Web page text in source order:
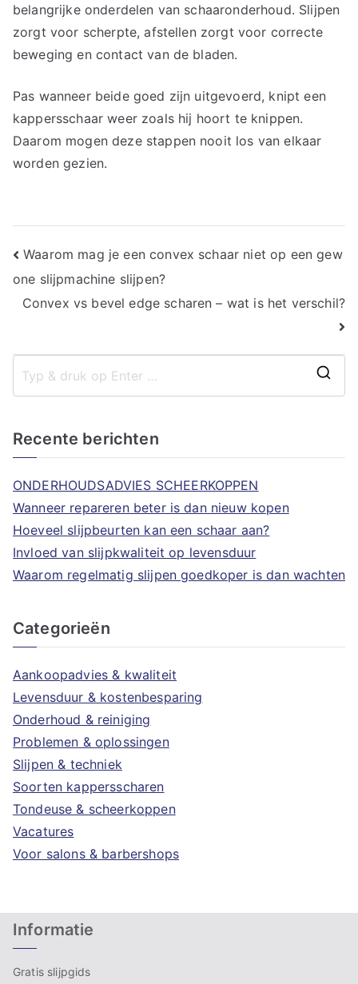
belangrijke onderdelen van schaaronderhoud. Slijpen
zorgt voor scherpte, afstellen zorgt voor correcte
beweging en contact van de bladen.
Pas wanneer beide goed zijn uitgevoerd, knipt een
kappersschaar weer zoals hij hoort te knippen.
Daarom mogen deze stappen nooit los van elkaar
worden gezien.
Bericht
navigatie
Waarom mag je een convex schaar niet op een gew
one slijpmachine slijpen?
Convex vs bevel edge scharen – wat is het verschil?
Recente berichten
ONDERHOUDSADVIES SCHEERKOPPEN
Wanneer repareren beter is dan nieuw kopen
Hoeveel slijpbeurten kan een schaar aan?
Invloed van slijpkwaliteit op levensduur
Waarom regelmatig slijpen goedkoper is dan wachten
Categorieën
Aankoopadvies & kwaliteit
Levensduur & kostenbesparing
Onderhoud & reiniging
Problemen & oplossingen
Slijpen & techniek
Soorten kappersscharen
Tondeuse & scheerkoppen
Vacatures
Voor salons & barbershops
Informatie
Gratis slijpgids